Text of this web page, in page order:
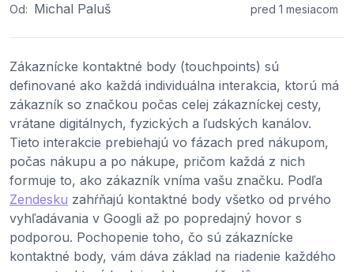
Od: Michal Paluš pred 1 mesiacom
Zákaznícke kontaktné body (touchpoints) sú
definované ako každá individuálna interakcia, ktorú má
zákazník so značkou počas celej zákazníckej cesty,
vrátane digitálnych, fyzických a ľudských kanálov.
Tieto interakcie prebiehajú vo fázach pred nákupom,
počas nákupu a po nákupe, pričom každá z nich
formuje to, ako zákazník vníma vašu značku. Podľa
Zendesku zahŕňajú kontaktné body všetko od prvého
vyhľadávania v Googli až po popredajný hovor s
podporou. Pochopenie toho, čo sú zákaznícke
kontaktné body, vám dáva základ na riadenie každého